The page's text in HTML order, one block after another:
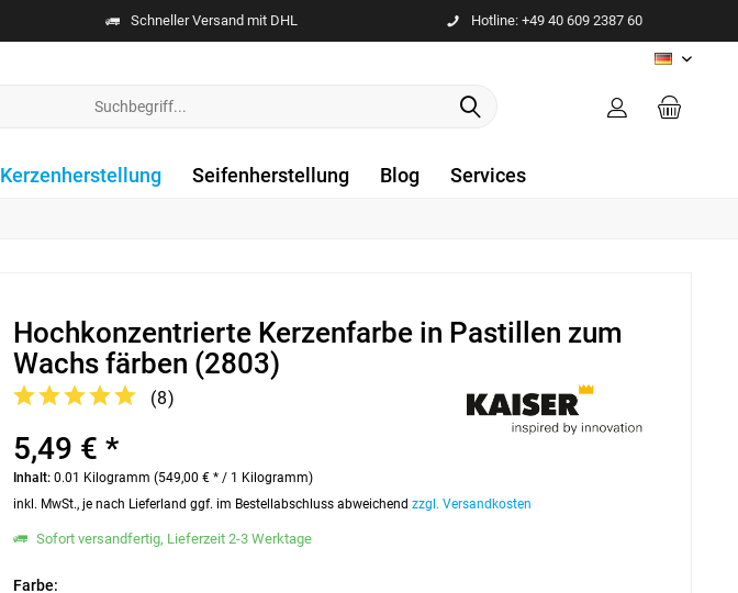
Schneller Versand mit DHL Hotline: +49 40 609 2387 60
DE
Kerzenherstellung Seifenherstellung Blog Services
Hochkonzentrierte Kerzenfarbe in Pastillen zum
Wachs färben (2803)
(8)
5,49 € *
Inhalt:0.01 Kilogramm (549,00 € * / 1 Kilogramm)
inkl. MwSt., je nach Lieferland ggf. im Bestellabschluss abweichendzzgl. Versandkosten
Sofort versandfertig, Lieferzeit 2-3 Werktage
Farbe: